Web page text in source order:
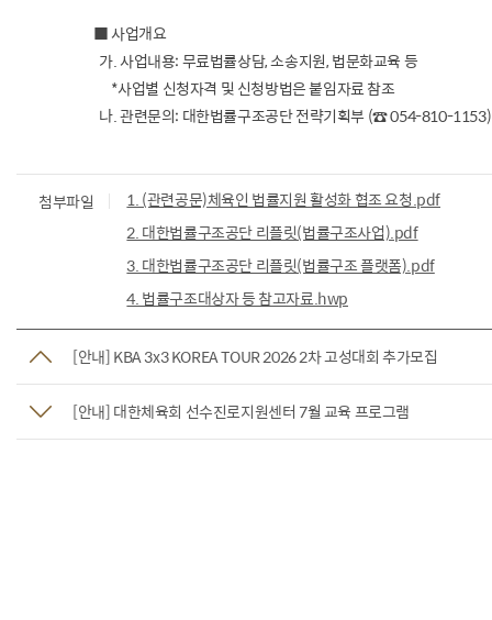
■ 사업개요
가. 사업내용: 무료법률상담, 소송지원, 법문화교육 등
*사업별 신청자격 및 신청방법은 붙임자료 참조
나. 관련문의: 대한법률구조공단 전략기획부 (☎ 054-810-1153)
첨부파일
1. (관련공문)체육인 법률지원 활성화 협조 요청.pdf
2. 대한법률구조공단 리플릿(법률구조사업).pdf
3. 대한법률구조공단 리플릿(법률구조 플랫폼).pdf
4. 법률구조대상자 등 참고자료.hwp
[안내] KBA 3x3 KOREA TOUR 2026 2차 고성대회 추가모집
[안내] 대한체육회 선수진로지원센터 7월 교육 프로그램